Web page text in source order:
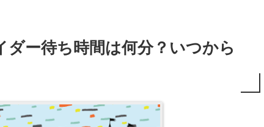
ー待ち時間は何分？いつから